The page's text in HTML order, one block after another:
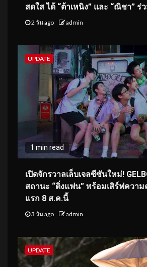
สดใส ได้ “ต้าเหนิง” และ “ณิชา” ร่
2 วัน ago admin
UPDATE
1 min read
เปิดจักรวาลเล็บเจลซีซันใหม่!
สถานะ “ติ่งแฟน” พร้อมเสิร์ฟควา
แรก 8 ส.ค.นี้
3 วัน ago admin
UPDATE